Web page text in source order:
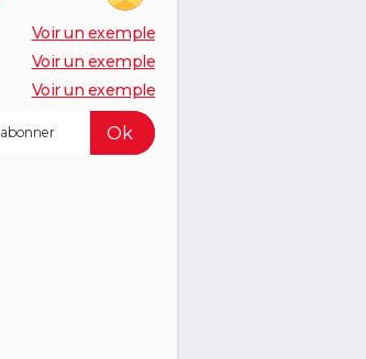
Voir un exemple
Voir un exemple
Voir un exemple